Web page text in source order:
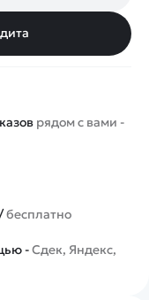
рядом с вами -
бесплатно
-Сдек, Яндекс,